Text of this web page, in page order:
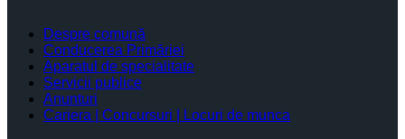
Despre comună
Conducerea Primăriei
Aparatul de specialitate
Servicii publice
Anunturi
Cariera | Concursuri | Locuri de munca